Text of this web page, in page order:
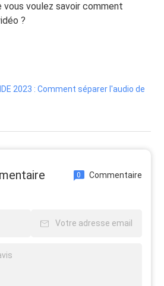
voulez savoir comment
?
2023 : Comment séparer l'audio de
0 Commentaire